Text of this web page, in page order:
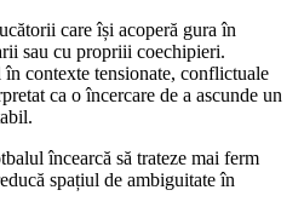
care își acoperă gura în
sau cu propriii coechipieri.
în contexte tensionate, conflictuale
ca o încercare de a ascunde un
încearcă să trateze mai ferm
spațiul de ambiguitate în